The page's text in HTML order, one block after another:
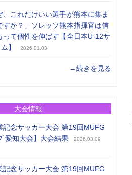
、これだけいい選手が熊本に集ま
すか？」ソレッソ熊本指揮官は信
って個性を伸ばす【全日本U-12サ
】
2026.01.03
→続きを見る
大会情報
記念サッカー大会 第19回MUFG
愛知大会】大会結果
2026.03.09
記念サッカー大会 第19回MUFG